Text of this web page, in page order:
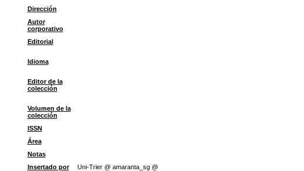
Dirección
Autor
corporativo
Editorial
Idioma
Editor de la
colección
Volumen de la
colección
ISSN
Área
Notas
Insertado por
Uni-Trier @ amaranta_sg @